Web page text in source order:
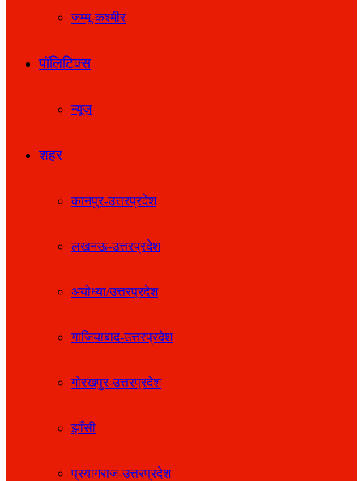
जम्मू-कश्मीर
पॉलिटिक्स
न्यूज़
शहर
कानपुर-उत्तरप्रदेश
लखनऊ-उत्तरप्रदेश
अयोध्या/उत्तरप्रदेश
गाजियाबाद-उत्तरप्रदेश
गोरखपुर-उत्तरप्रदेश
झाँसी
प्रयागराज-उत्तरप्रदेश